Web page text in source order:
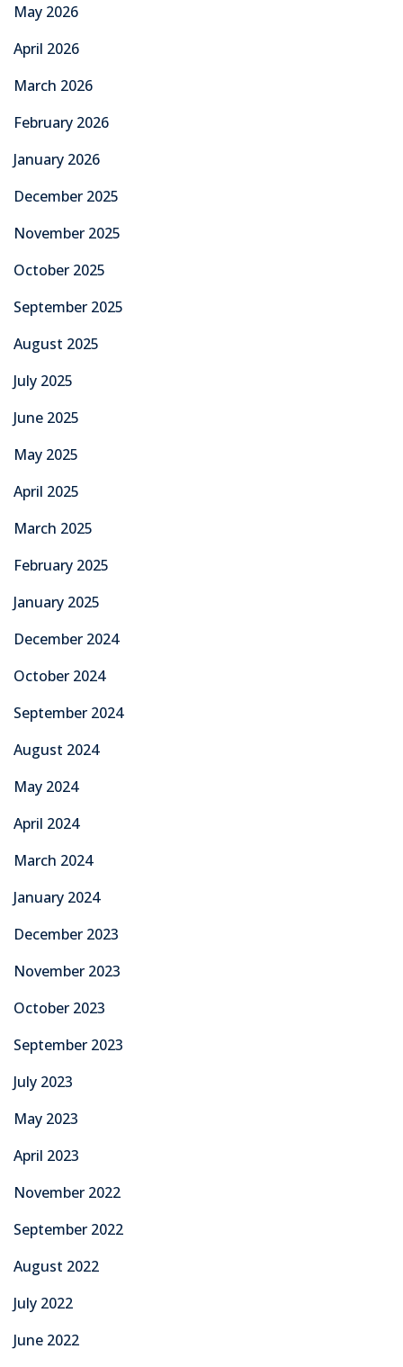
May 2026
April 2026
March 2026
February 2026
January 2026
December 2025
November 2025
October 2025
September 2025
August 2025
July 2025
June 2025
May 2025
April 2025
March 2025
February 2025
January 2025
December 2024
October 2024
September 2024
August 2024
May 2024
April 2024
March 2024
January 2024
December 2023
November 2023
October 2023
September 2023
July 2023
May 2023
April 2023
November 2022
September 2022
August 2022
July 2022
June 2022